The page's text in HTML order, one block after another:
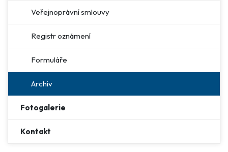
Veřejnoprávní smlouvy
Registr oznámení
Formuláře
Archiv
Fotogalerie
Kontakt